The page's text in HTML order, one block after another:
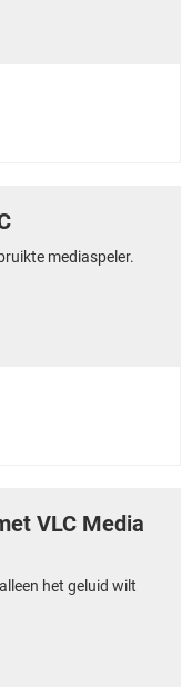
mediaspeler.
VLC Media
het geluid wilt